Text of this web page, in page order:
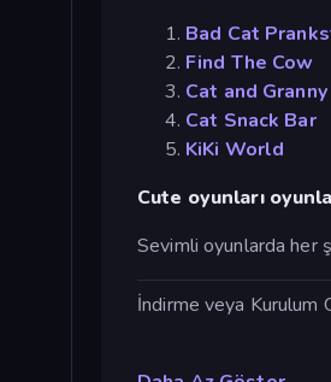
Bad Cat
Find The Cow
Cat and Granny
Cat Snack Bar
KiKi World
Cute oyunları
Sevimli oyunlarda her
İndirme veya Kurulum